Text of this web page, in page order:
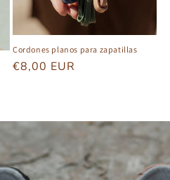
Cordones planos para zapatillas
Precio
€8,00 EUR